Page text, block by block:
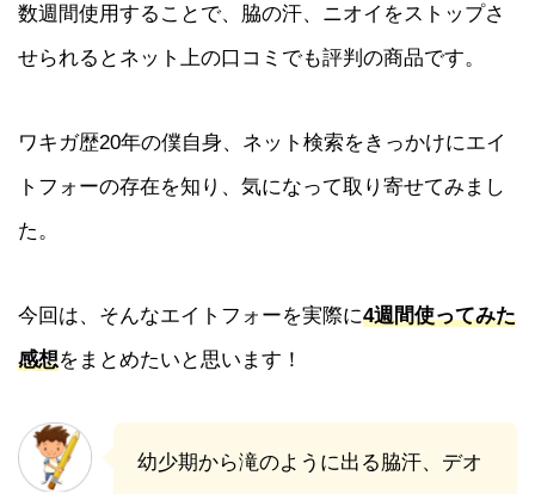
数週間使用することで、脇の汗、ニオイをストップさ
せられるとネット上の口コミでも評判の商品です。
ワキガ歴20年の僕自身、ネット検索をきっかけにエイ
トフォーの存在を知り、気になって取り寄せてみまし
た。
今回は、そんなエイトフォーを実際に4週間使ってみた
感想をまとめたいと思います！
幼少期から滝のように出る脇汗、デオ